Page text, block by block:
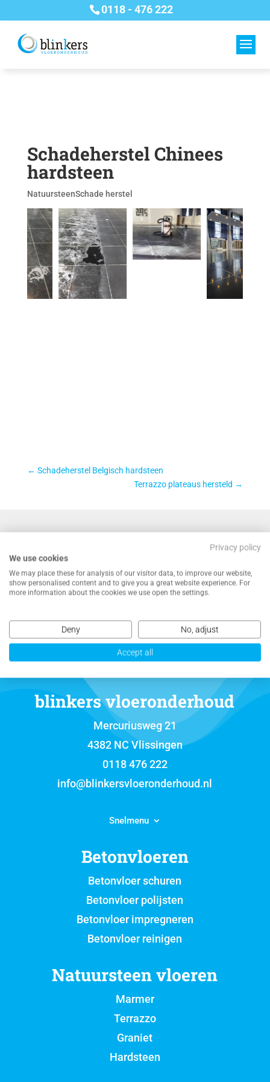
0118 - 476 222
Schadeherstel Chinees
hardsteen
NatuursteenSchade herstel
← Schadeherstel Belgisch hardsteen
Terrazzo plateaus hersteld →
VRIJBLIJVENDE OFFERTE
blinkers vloeronderhoud
Mercuriusweg 21
4382 NC Vlissingen
0118 476 222
info@blinkersvloeronderhoud.nl
Snelmenu
Betonvloeren
Betonvloer schuren
Betonvloer polijsten
Betonvloer impregneren
Betonvloer reinigen
Natuursteen vloeren
Marmer
Terrazzo
Graniet
Hardsteen
Privacy policy
We use cookies
We may place these for analysis of our visitor data, to improve our website,
show personalised content and to give you a great website experience. For
more information about the cookies we use open the settings.
Deny No, adjust
Accept all